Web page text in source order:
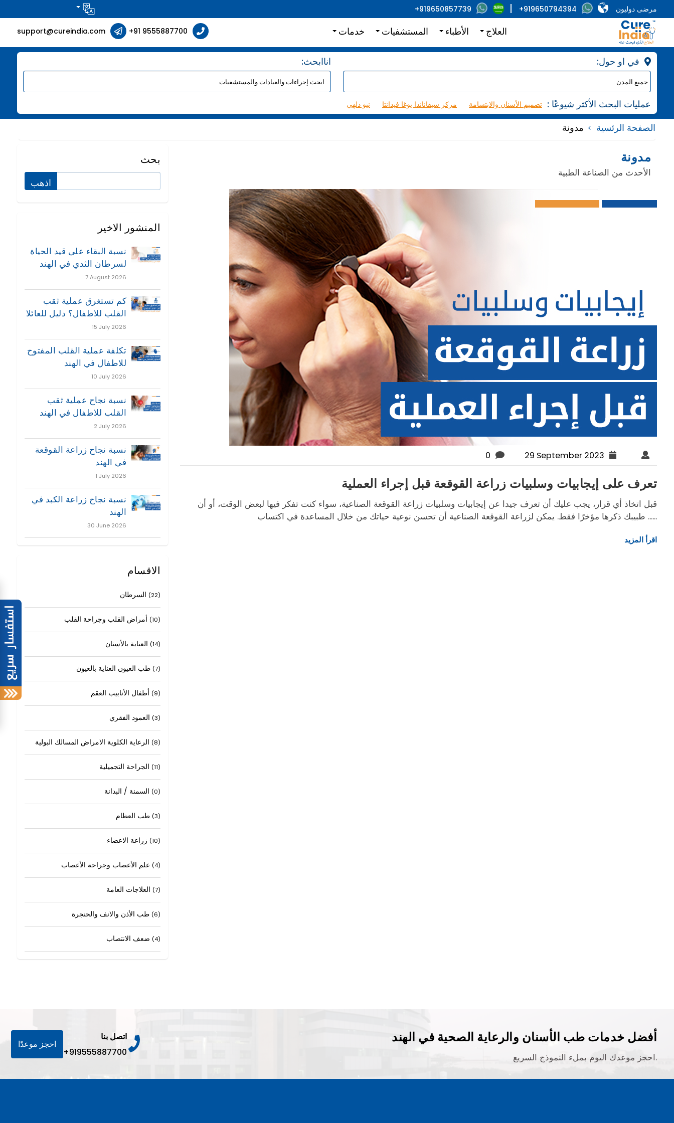
مرضى دوليون +919650794394
+919650857739
العلاج الأطباء المستشفيات خدمات support@cureindia.com +91 9555887700
:اناابحث
: عمليات البحث الأكثر شيوعًا نيو دلهي مركز سيفاناندا يوغا فيدانتا تصميم الأسنان والابتسامة
الصفحة الرئسية مدونة
مدونة
الأحدث من الصناعة الطبية
29 September 2023
0
تعرف على إيجابيات وسلبيات زراعة القوقعة قبل إجراء العملية
قبل اتخاذ أي قرار، يجب عليك أن تعرف جيدا عن إيجابيات وسلبيات زراعة القوقعة الصناعية، سواء كنت تفكر فيها لبعض الوقت، أو أن
طبيبك ذكرها مؤخرًا فقط. يمكن لزراعة القوقعة الصناعية أن تحسن نوعية حياتك من خلال المساعدة في اكتساب ......
اقرأ المزيد
بحث
المنشور الاخير
نسبة البقاء على قيد الحياة
لسرطان الثدي في الهند
7 August 2026
كم تستغرق عملية ثقب
القلب للاطفال؟ دليل للعائلا
15 July 2026
تكلفة عملية القلب المفتوح
للاطفال في الهند
10 July 2026
نسبة نجاح عملية ثقب
القلب للاطفال في الهند
2 July 2026
نسبة نجاح زراعة القوقعة
في الهند
1 July 2026
نسبة نجاح زراعة الكبد في
الهند
30 June 2026
الاقسام
(22)
(10)
(14)
(7)
(9)
(3)
(8)
(11)
(0)
(3)
(10)
(4)
(7)
(6)
(4)
أفضل خدمات طب الأسنان والرعاية الصحية في الهند
احجز موعدك اليوم بملء النموذج السريع.
اتصل بنا
+919555887700
احجز موعدًا